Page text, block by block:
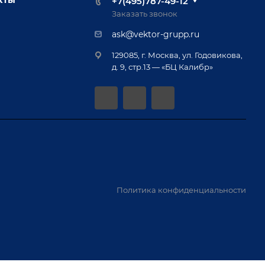
Заказать звонок
ask@vektor-grupp.ru
129085, г. Москва, ул. Годовикова,
д. 9, стр.13 — «БЦ Калибр»
Политика конфиденциальности